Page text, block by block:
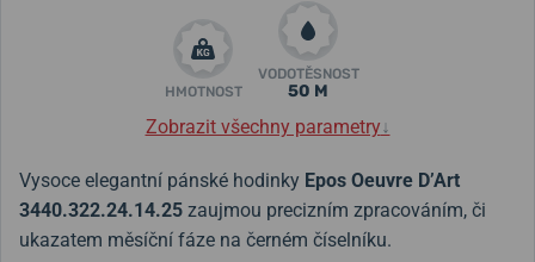
HMOTNOST
VODOTĚSNOST
50 M
Zobrazit všechny parametry↓
Vysoce elegantní pánské hodinky Epos Oeuvre D’Art
3440.322.24.14.25 zaujmou precizním zpracováním, či
ukazatem měsíční fáze na černém číselníku.